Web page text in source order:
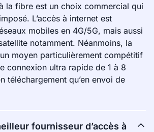
la fibre est un choix commercial qui
L’accès à internet est
mobiles en 4G/5G, mais aussi
notamment. Néanmoins, la
moyen particulièrement compétitif
connexion ultra rapide de 1 à 8
téléchargement qu’en envoi de
fournisseur d’accès à